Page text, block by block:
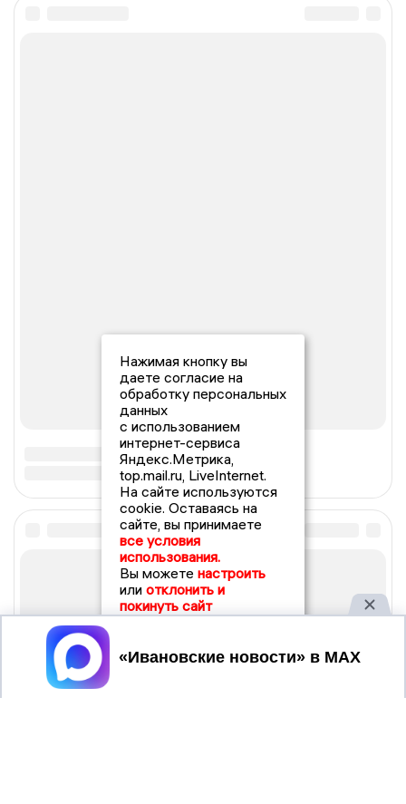
Нажимая кнопку вы
даете согласие на
обработку персональных
данных
с использованием
интернет-сервиса
Яндекс.Метрика,
top.mail.ru, LiveInternet.
На сайте используются
cookie. Оставаясь на
сайте, вы принимаете
все условия
использования.
Вы можете настроить
или отклонить и
покинуть сайт
Принять